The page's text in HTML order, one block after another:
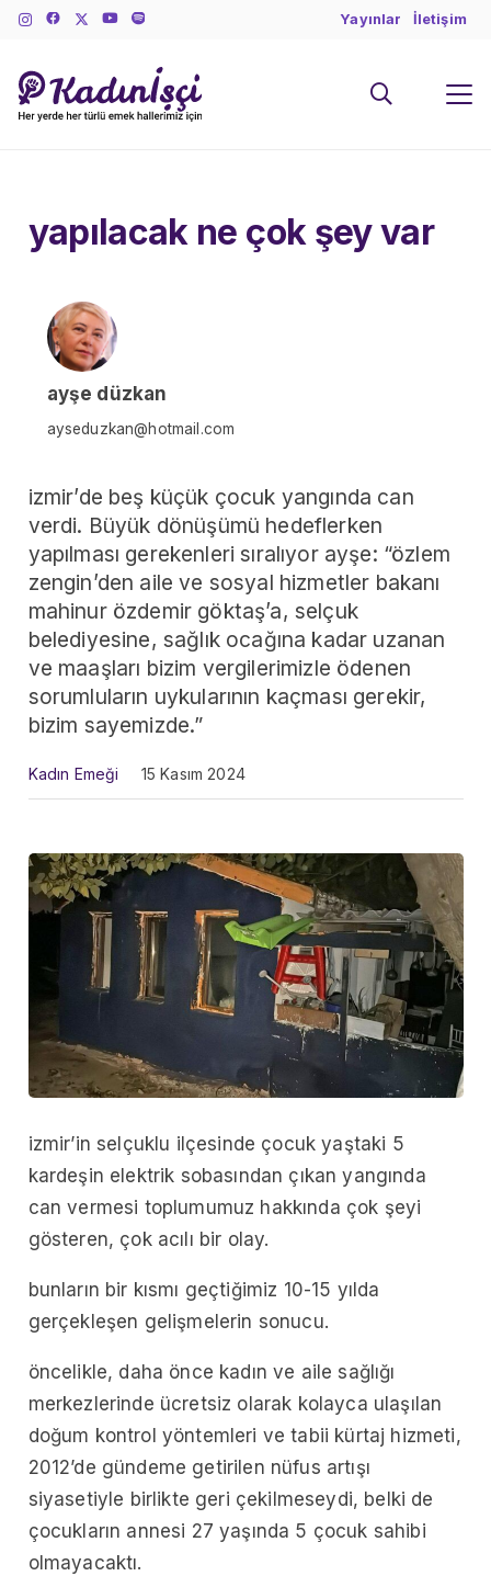
Yayınlar İletişim
yapılacak ne çok şey var
ayşe düzkan
ayseduzkan@hotmail.com
izmir’de beş küçük çocuk yangında can
verdi. Büyük dönüşümü hedeflerken
yapılması gerekenleri sıralıyor ayşe: “özlem
zengin’den aile ve sosyal hizmetler bakanı
mahinur özdemir göktaş’a, selçuk
belediyesine, sağlık ocağına kadar uzanan
ve maaşları bizim vergilerimizle ödenen
sorumluların uykularının kaçması gerekir,
bizim sayemizde.”
Kadın Emeği 15 Kasım 2024
izmir’in selçuklu ilçesinde çocuk yaştaki 5
kardeşin elektrik sobasından çıkan yangında
can vermesi toplumumuz hakkında çok şeyi
gösteren, çok acılı bir olay.
bunların bir kısmı geçtiğimiz 10-15 yılda
gerçekleşen gelişmelerin sonucu.
öncelikle, daha önce kadın ve aile sağlığı
merkezlerinde ücretsiz olarak kolayca ulaşılan
doğum kontrol yöntemleri ve tabii kürtaj hizmeti,
2012’de gündeme getirilen nüfus artışı
siyasetiyle birlikte geri çekilmeseydi, belki de
çocukların annesi 27 yaşında 5 çocuk sahibi
olmayacaktı.